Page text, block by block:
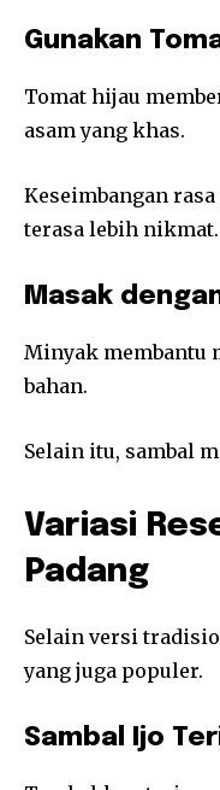
Gunakan
Tomat hijau
asam yang khas.
Keseimbangan
terasa lebih nikmat.
Masak
Minyak membantu
bahan.
Selain itu, sambal
Variasi
Padang
Selain versi
yang juga populer.
Sambal Ijo